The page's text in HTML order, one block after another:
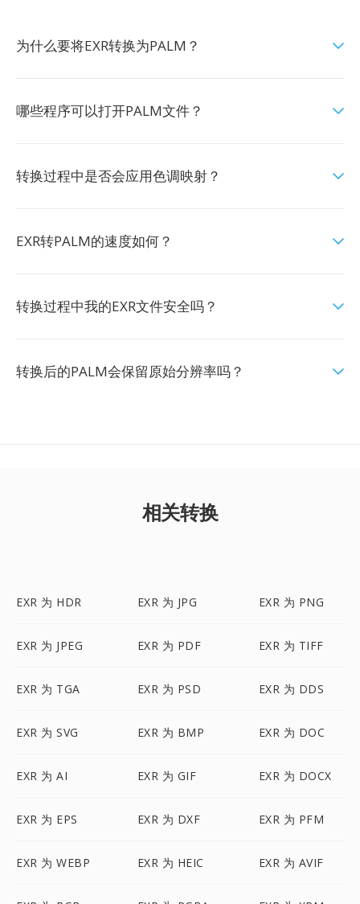
为什么要将EXR转换为PALM？
哪些程序可以打开PALM文件？
转换过程中是否会应用色调映射？
EXR转PALM的速度如何？
转换过程中我的EXR文件安全吗？
转换后的PALM会保留原始分辨率吗？
相关转换
EXR 为 HDR EXR 为 JPG EXR 为 PNG
EXR 为 JPEG EXR 为 PDF EXR 为 TIFF
EXR 为 TGA EXR 为 PSD EXR 为 DDS
EXR 为 SVG EXR 为 BMP EXR 为 DOC
EXR 为 AI EXR 为 GIF EXR 为 DOCX
EXR 为 EPS EXR 为 DXF EXR 为 PFM
EXR 为 WEBP EXR 为 HEIC EXR 为 AVIF